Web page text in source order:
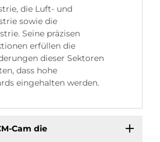
die Luft- und
sowie die
Seine präzisen
erfüllen die
dieser Sektoren
dass hohe
eingehalten werden.
Cam die